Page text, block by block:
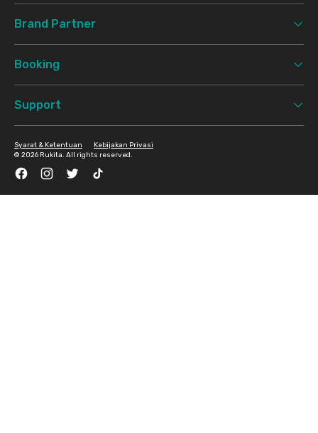
Brand Partner
Booking
Support
© 2026 Rukita. All rights reserved.
Syarat & Ketentuan Kebijakan Privasi
FacebookInstagramTwitter TikTok